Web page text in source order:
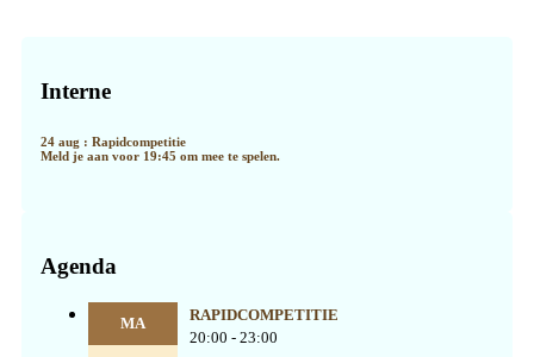
Sidebar
Interne
24 aug : Rapidcompetitie
Meld je aan voor 19:45 om mee te spelen.
Agenda
MA
RAPIDCOMPETITIE
20:00 - 23:00